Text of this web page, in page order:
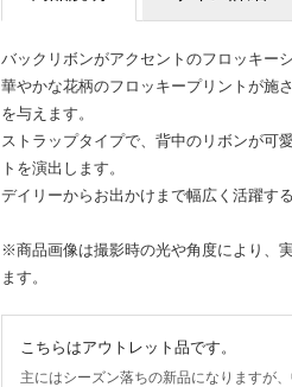
バックリボンがアクセントのフロッキー
華やかな花柄のフロッキープリントが施
を与えます。
ストラップタイプで、背中のリボンが可
トを演出します。
デイリーからお出かけまで幅広く活躍す
※商品画像は撮影時の光や角度により、
ます。
こちらはアウトレット品です。
主にはシーズン落ちの新品になりますが